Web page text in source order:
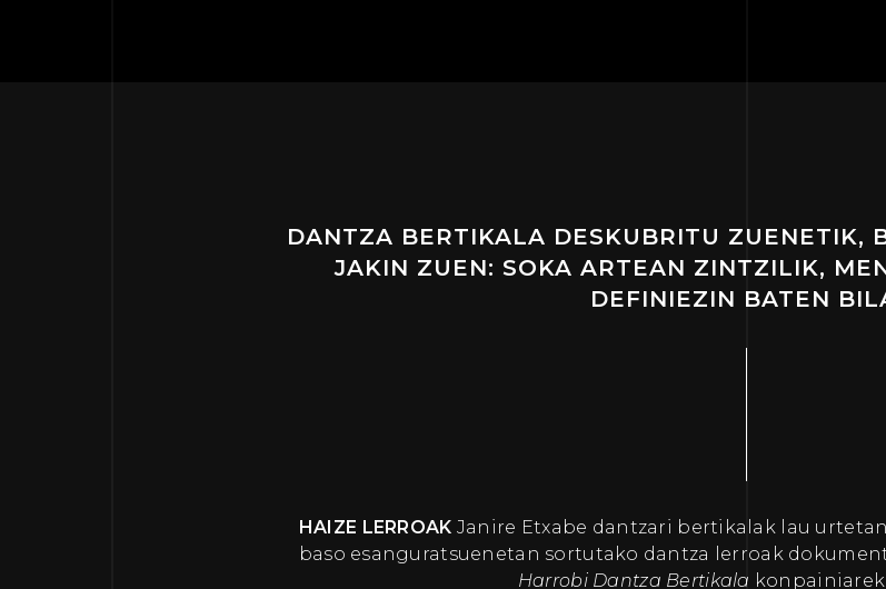
DANTZA BERTIKALA DESKUBRITU ZUENETIK,
JAKIN ZUEN: SOKA ARTEAN ZINTZILIK,
DEFINIEZIN BATEN
HAIZE LERROAK Janire Etxabe dantzari bertikalak lau
baso esanguratsuenetan sortutako dantza lerroak
Harrobi Dantza Bertikala